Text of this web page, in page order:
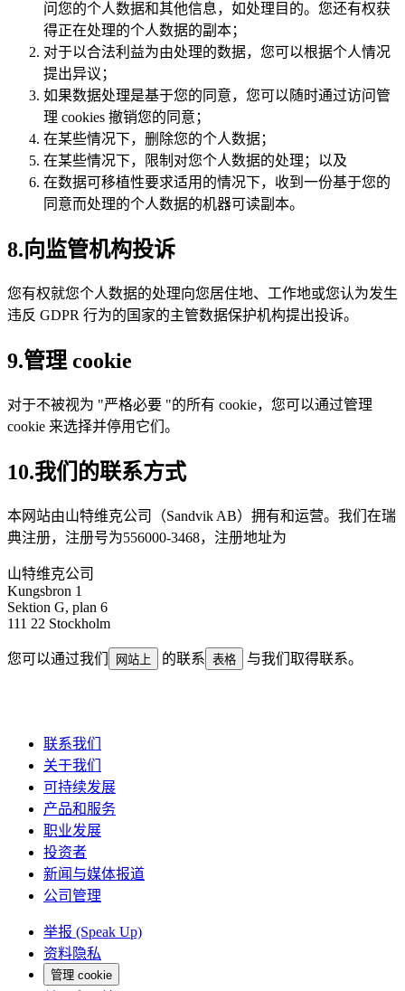
问您的个人数据和其他信息，如处理目的。您还有权获
得正在处理的个人数据的副本；
对于以合法利益为由处理的数据，您可以根据个人情况
提出异议；
如果数据处理是基于您的同意，您可以随时通过访问管
理 cookies 撤销您的同意；
在某些情况下，删除您的个人数据；
在某些情况下，限制对您个人数据的处理；以及
在数据可移植性要求适用的情况下，收到一份基于您的
同意而处理的个人数据的机器可读副本。
8.向监管机构投诉
您有权就您个人数据的处理向您居住地、工作地或您认为发生
违反 GDPR 行为的国家的主管数据保护机构提出投诉。
9.管理 cookie
对于不被视为 "严格必要 "的所有 cookie，您可以通过管理
cookie 来选择并停用它们。
10.我们的联系方式
本网站由山特维克公司（Sandvik AB）拥有和运营。我们在瑞
典注册，注册号为556000-3468，注册地址为
山特维克公司
Kungsbron 1
Sektion G, plan 6
111 22 Stockholm
您可以通过我们 网站上 的联系 表格 与我们取得联系。
联系我们
关于我们
可持续发展
产品和服务
职业发展
投资者
新闻与媒体报道
公司管理
举报 (Speak Up)
资料隐私
管理 cookie